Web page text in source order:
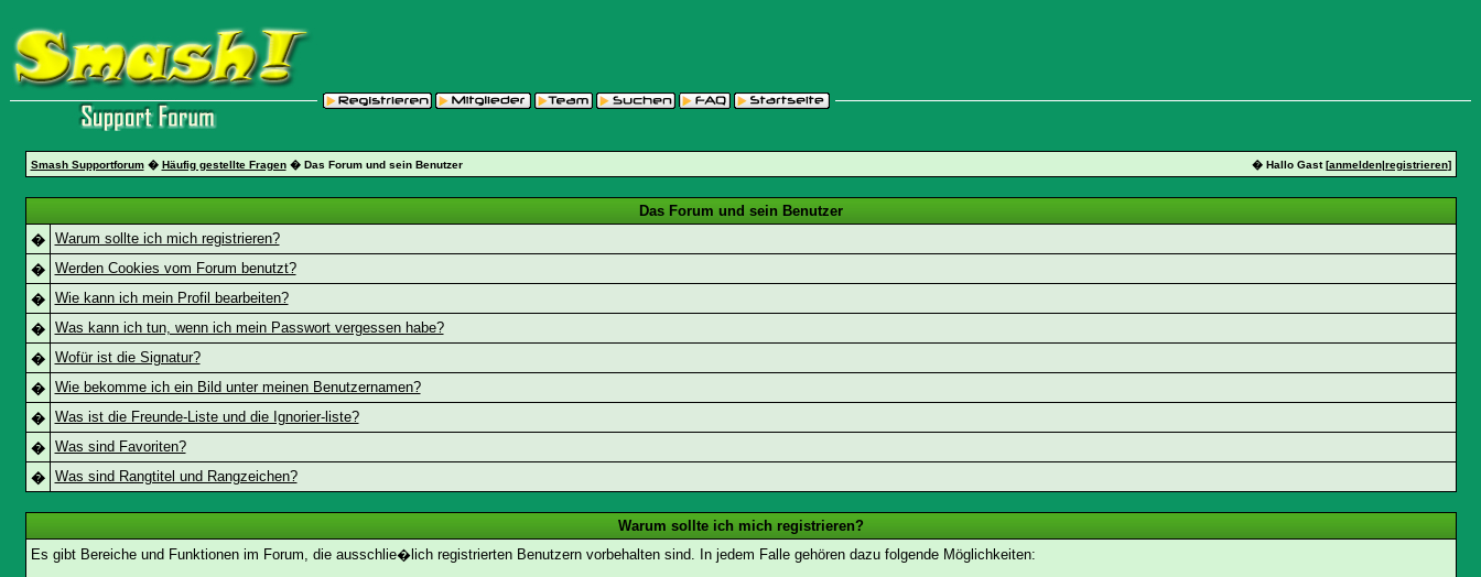
Smash Supportforum� Häufig gestellte Fragen� Das Forum und sein Benutzer � Hallo Gast [anmelden|registrieren]
Das Forum und sein Benutzer
�
Warum sollte ich mich registrieren?
�
Werden Cookies vom Forum benutzt?
�
Wie kann ich mein Profil bearbeiten?
�
Was kann ich tun, wenn ich mein Passwort vergessen habe?
�
Wofür ist die Signatur?
�
Wie bekomme ich ein Bild unter meinen Benutzernamen?
�
Was ist die Freunde-Liste und die Ignorier-liste?
�
Was sind Favoriten?
�
Was sind Rangtitel und Rangzeichen?
Warum sollte ich mich registrieren?
Es gibt Bereiche und Funktionen im Forum, die ausschlie�lich registrierten Benutzern vorbehalten sind. In jedem Falle gehören dazu folgende Möglichkeiten: